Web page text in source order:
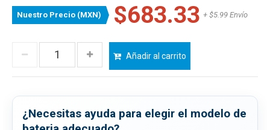
Nuestro Precio (MXN) $683.33 + $5.99 Envío
Añadir al carrito
¿Necesitas ayuda para elegir el modelo de